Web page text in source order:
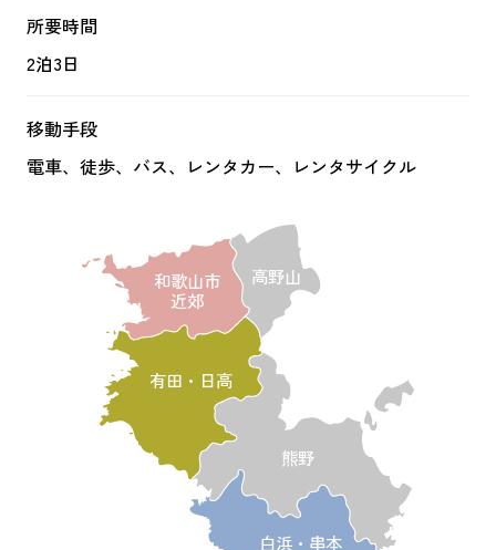
所要時間
2泊3日
移動手段
電車、徒歩、バス、レンタカー、レンタサイクル
和歌山市
近郊
高野山
有田・日高
熊野
白浜・串本